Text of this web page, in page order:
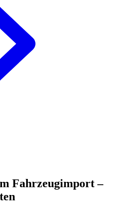
Fahrzeugimport –